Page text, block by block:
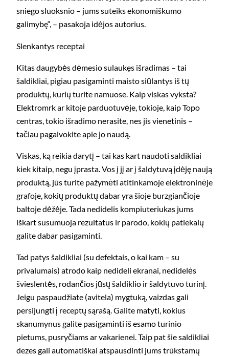
sniego sluoksnio – jums suteiks ekonomiškumo
galimybę“, – pasakoja idėjos autorius.
Slenkantys receptai
Kitas daugybės dėmesio sulaukęs išradimas – tai
šaldikliai, pigiau pasigaminti maisto siūlantys iš tų
produktų, kurių turite namuose. Kaip viskas vyksta?
Elektromrk ar kitoje parduotuvėje, tokioje, kaip Topo
centras, tokio išradimo nerasite, nes jis vienetinis –
tačiau pagalvokite apie jo naudą.
Viskas, ką reikia darytį – tai kas kart naudoti saldikliai
kiek kitaip, negu įprasta. Vos į jį ar į šaldytuvą įdėję naują
produktą, jūs turite pažymėti atitinkamoje elektroninėje
grafoje, kokių produktų dabar yra šioje burzgiančioje
baltoje dėžėje. Tada nedidelis kompiuteriukas jums
iškart susumuoja rezultatus ir parodo, kokių patiekalų
galite dabar pasigaminti.
Tad patys šaldikliai (su defektais, o kai kam – su
privalumais) atrodo kaip nedideli ekranai, nedidelės
švieslentės, rodančios jūsų šaldiklio ir šaldytuvo turinį.
Jeigu paspaudžiate (avitela) mygtuką, vaizdas gali
persijungti į receptų sąrašą. Galite matyti, kokius
skanumynus galite pasigaminti iš esamo turinio
pietums, pusryčiams ar vakarienei. Taip pat šie saldikliai
dezes gali automatiškai atspausdinti jums trūkstamų